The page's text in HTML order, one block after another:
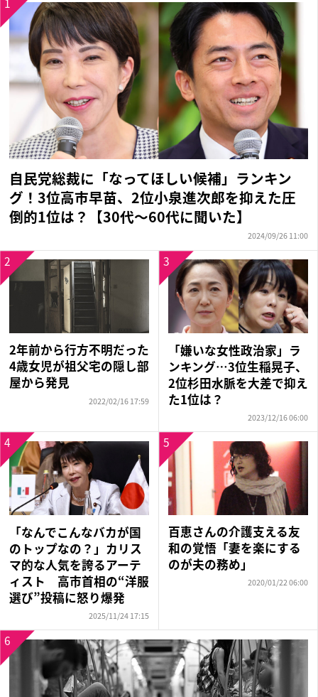
自民党総裁に「なってほしい候補」ランキン
グ！3位高市早苗、2位小泉進次郎を抑えた圧
倒的1位は？【30代〜60代に聞いた】
2024/09/26 11:00
2年前から行方不明だった
4歳女児が祖父宅の隠し部
屋から発見
2022/02/16 17:59
2
「嫌いな女性政治家」ラ
ンキング…3位生稲晃子、
2位杉田水脈を大差で抑え
た1位は？
2023/12/16 06:00
3
「なんでこんなバカが国
のトップなの？」カリス
マ的な人気を誇るアーテ
ィスト 高市首相の“洋服
選び”投稿に怒り爆発
2025/11/24 17:15
4
百恵さんの介護支える友
和の覚悟「妻を楽にする
のが夫の務め」
2020/01/22 06:00
5
6